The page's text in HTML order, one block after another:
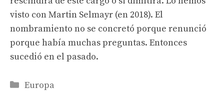
visto con Martin Selmayr (en 2018). El
nombramiento no se concretó porque renunció
porque había muchas preguntas. Entonces
sucedió en el pasado.
Categories
Europa